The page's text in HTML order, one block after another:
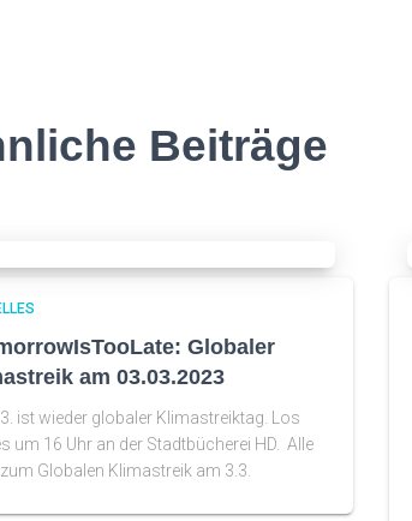
Beiträge
Globaler
am 03.03.2023
ist wieder globaler Klimastreiktag. Los
um 16 Uhr an der Stadtbücherei HD. Alle
Globalen Klimastreik am 3.3.